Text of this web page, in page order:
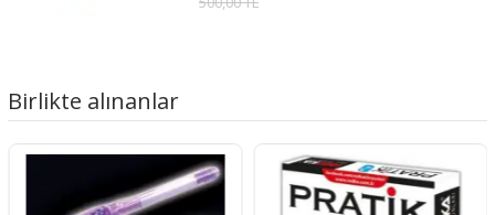
Birlikte alınanlar